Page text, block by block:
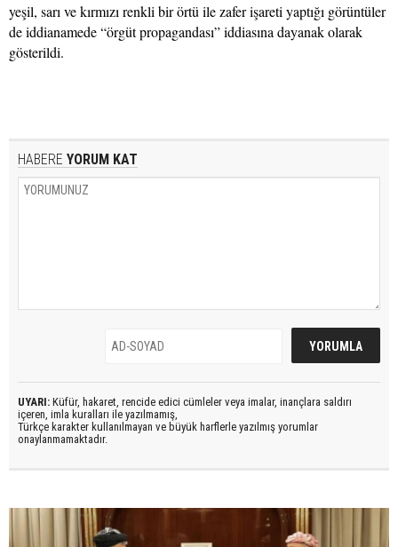
yeşil, sarı ve kırmızı renkli bir örtü ile zafer işareti yaptığı görüntüler
de iddianamede “örgüt propagandası” iddiasına dayanak olarak
gösterildi.
HABERE YORUM KAT
UYARI: Küfür, hakaret, rencide edici cümleler veya imalar, inançlara saldırı
içeren, imla kuralları ile yazılmamış,
Türkçe karakter kullanılmayan ve büyük harflerle yazılmış yorumlar
onaylanmamaktadır.